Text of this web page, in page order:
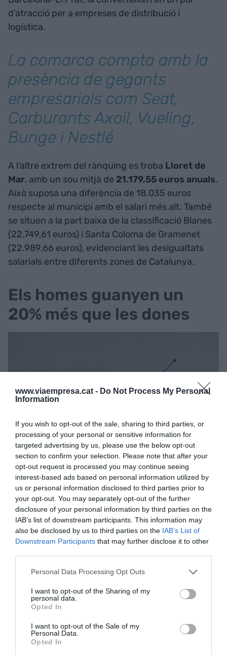
www.viaempresa.cat - Do Not Process My Personal
Information
If you wish to opt-out of the sale, sharing to third parties, or
processing of your personal or sensitive information for
targeted advertising by us, please use the below opt-out
section to confirm your selection. Please note that after your
opt-out request is processed you may continue seeing
interest-based ads based on personal information utilized by
us or personal information disclosed to third parties prior to
your opt-out. You may separately opt-out of the further
disclosure of your personal information by third parties on the
IAB’s list of downstream participants. This information may
also be disclosed by us to third parties on the IAB’s List of
Downstream Participants that may further disclose it to other
Personal Data Processing Opt Outs
I want to opt-out of the Sharing of my
personal data.
Opted In
I want to opt-out of the Sale of my
Personal Data.
Opted In
d’atracció per a empreses de distribució i
logística.
La comarca compta amb la
presència de gegants
empresarials com Seat,
Carburants Axoil, Vueling,
Bunge i Nestlé
A l’altre extrem del rànquing es troba Lloret de
Mar, amb un sou mitjà de 21.179,55 euros anuals.
Això suposa una diferència de 18.035 euros
respecte al municipi amb el salari més alt. També
se situen a la part baixa de la classificació Blanes
(22.749,61 euros) i Santa Coloma de Gramenet
(22.989,66 euros), evidenciant les desigualtats
salarials entre diferents zones de Catalunya.
Els homes guanyen un
20% més que les dones
La bretxa salarial incrementa més en empreses
privades que en el sector públic | iStock
D’altra banda, les dades de la Mostra Contínua de
Vides Laborals revelen les desigualtats del mercat
laboral. Una de les més destacades és la bretxa
salarial de gènere: els homes van percebre un sou
20% superior al de les dones, amb un salari mitjà
gairebé 7.000 euros menys que el dels homes.
Aquesta diferència posa de manifest una
desigualtat encara pendent de resoldre.
El salari mitjà femení es va